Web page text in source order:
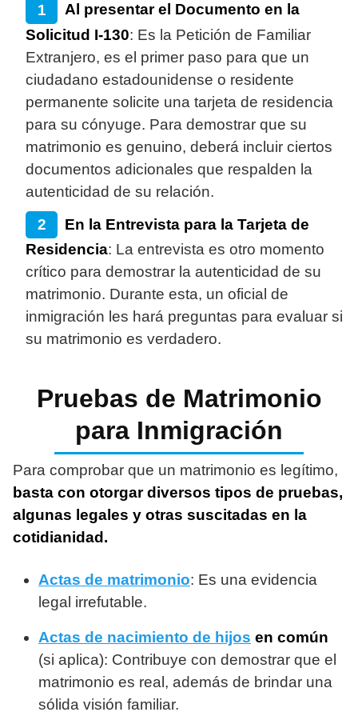
Al presentar el Documento en la
Solicitud I-130: Es la Petición de Familiar
Extranjero, es el primer paso para que un
ciudadano estadounidense o residente
permanente solicite una tarjeta de residencia
para su cónyuge. Para demostrar que su
matrimonio es genuino, deberá incluir ciertos
documentos adicionales que respalden la
autenticidad de su relación.
En la Entrevista para la Tarjeta de
Residencia: La entrevista es otro momento
crítico para demostrar la autenticidad de su
matrimonio. Durante esta, un oficial de
inmigración les hará preguntas para evaluar si
su matrimonio es verdadero.
Pruebas de Matrimonio
para Inmigración
Para comprobar que un matrimonio es legítimo,
basta con otorgar diversos tipos de pruebas,
algunas legales y otras suscitadas en la
cotidianidad.
Actas de matrimonio: Es una evidencia
legal irrefutable.
Actas de nacimiento de hijos en común
(si aplica): Contribuye con demostrar que el
matrimonio es real, además de brindar una
sólida visión familiar.